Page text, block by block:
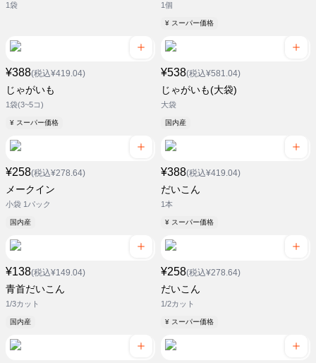
1袋 1個
¥ スーパー価格
¥388(税込¥419.04)
じゃがいも
1袋(3~5コ)
¥ スーパー価格
¥538(税込¥581.04)
じゃがいも(大袋)
大袋
国内産
¥258(税込¥278.64)
メークイン
小袋 1パック
国内産
¥388(税込¥419.04)
だいこん
1本
¥ スーパー価格
¥138(税込¥149.04)
青首だいこん
1/3カット
国内産
¥258(税込¥278.64)
だいこん
1/2カット
¥ スーパー価格